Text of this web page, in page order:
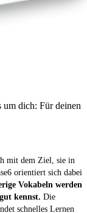
um dich: Für deinen
mit dem Ziel, sie in
orientiert sich dabei
Vokabeln werden
kennst. Die
schnelles Lernen